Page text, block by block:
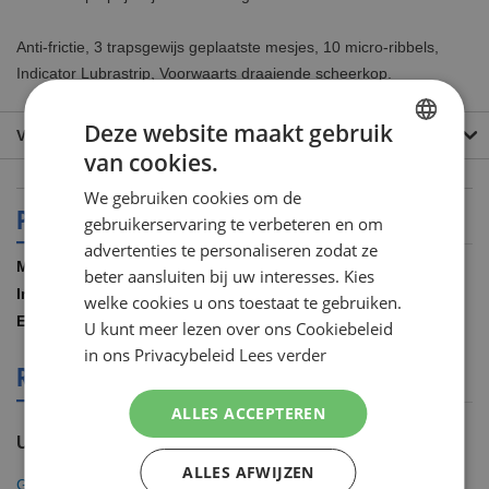
Anti-frictie, 3 trapsgewijs geplaatste mesjes, 10 micro-ribbels,
Indicator Lubrastrip, Voorwaarts draaiende scheerkop.
VEEL GESTELDE VRAGEN
PRODUCT SPECIFICATIES
Meer
informatie
Gillette
16.00 STUKS
COMBIGILMA96
REVIEWS OVER DIT PRODUCT
U plaatst een review over:
Gillette Combi Scheermesjes Mach3 Turbo 16 mesjes 2x8
Deze website maakt gebruik
van cookies.
We gebruiken cookies om de
gebruikerservaring te verbeteren en om
advertenties te personaliseren zodat ze
beter aansluiten bij uw interesses. Kies
welke cookies u ons toestaat te gebruiken.
U kunt meer lezen over ons Cookiebeleid
in ons Privacybeleid Lees verder
ALLES ACCEPTEREN
ALLES AFWIJZEN